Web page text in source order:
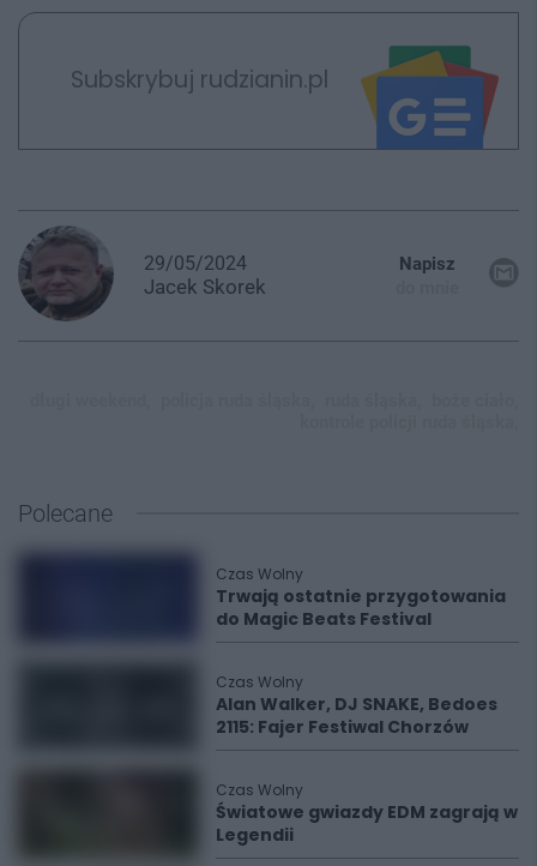
Subskrybuj rudzianin.pl
29/05/2024
Jacek Skorek
Napisz
Polecane
Czas Wolny
Trwają ostatnie przygotowania
do Magic Beats Festival
Czas Wolny
Alan Walker, DJ SNAKE, Bedoes
2115: Fajer Festiwal Chorzów
Czas Wolny
Światowe gwiazdy EDM zagrają w
Legendii